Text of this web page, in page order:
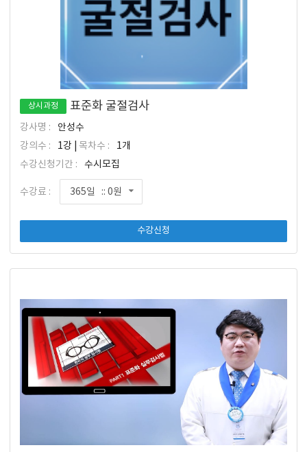
상시과정 표준화 굴절검사
강사명 :
안성수
강의수 :
1강 | 목차수 :
1개
수강신청기간 :
수시모집
수강료 : 365일 :: 0원
수강신청